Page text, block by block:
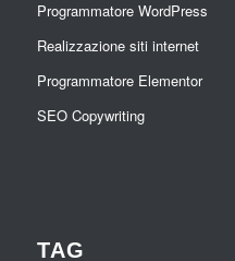
Programmatore WordPress
Realizzazione siti internet
Programmatore Elementor
SEO Copywriting
TAG